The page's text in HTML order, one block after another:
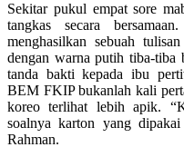
Sekitar pukul empat sore
tangkas secara
menghasilkan sebuah
dengan warna putih tiba-tiba
tanda bakti kepada ibu
BEM FKIP bukanlah kali
koreo terlihat lebih apik.
soalnya karton yang
Rahman.